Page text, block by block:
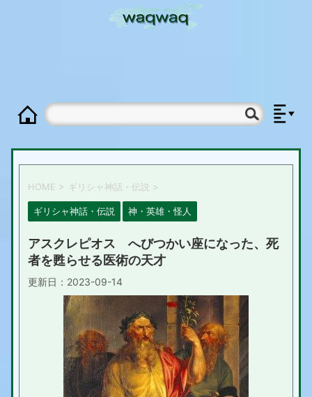
HOME > ギリシャ神話・伝説 >
ギリシャ神話・伝説 神・英雄・怪人
アスクレピオス へびつかい座になった、死
者を甦らせる医術の天才
更新日： 2023-09-14